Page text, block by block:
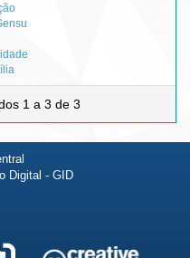
1 a 3 de 3
Digital - GID